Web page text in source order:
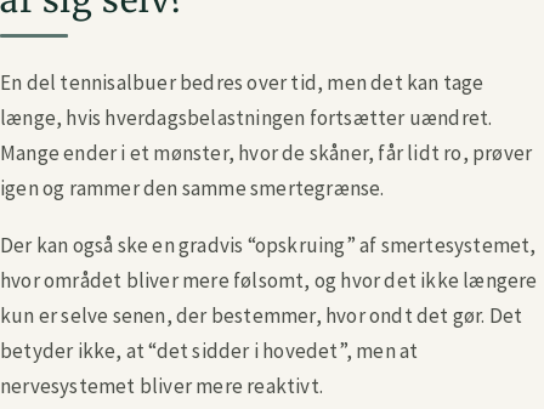
En del tennisalbuer bedres over tid, men det kan tage
længe, hvis hverdagsbelastningen fortsætter uændret.
Mange ender i et mønster, hvor de skåner, får lidt ro, prøver
igen og rammer den samme smertegrænse.
Der kan også ske en gradvis “opskruing” af smertesystemet,
hvor området bliver mere følsomt, og hvor det ikke længere
kun er selve senen, der bestemmer, hvor ondt det gør. Det
betyder ikke, at “det sidder i hovedet”, men at
nervesystemet bliver mere reaktivt.